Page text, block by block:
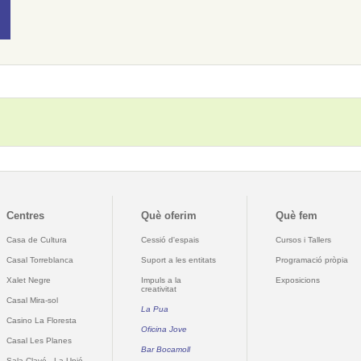
Centres
Casa de Cultura
Casal Torreblanca
Xalet Negre
Casal Mira-sol
Casino La Floresta
Casal Les Planes
Què oferim
Cessió d'espais
Suport a les entitats
Impuls a la
creativitat
La Pua
Oficina Jove
Bar Bocamoll
Què fem
Cursos i Tallers
Programació pròpia
Exposicions